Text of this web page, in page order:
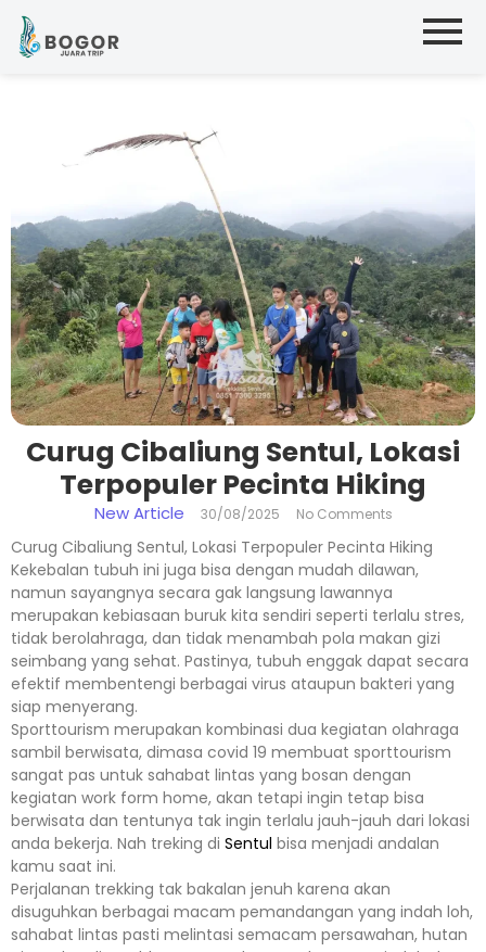
Curug Cibaliung Sentul, Lokasi
Terpopuler Pecinta Hiking
New Article 30/08/2025 No Comments
Curug Cibaliung Sentul, Lokasi Terpopuler Pecinta Hiking
Kekebalan tubuh ini juga bisa dengan mudah dilawan,
namun sayangnya secara gak langsung lawannya
merupakan kebiasaan buruk kita sendiri seperti terlalu stres,
tidak berolahraga, dan tidak menambah pola makan gizi
seimbang yang sehat. Pastinya, tubuh enggak dapat secara
efektif membentengi berbagai virus ataupun bakteri yang
siap menyerang.
Sporttourism merupakan kombinasi dua kegiatan olahraga
sambil berwisata, dimasa covid 19 membuat sporttourism
sangat pas untuk sahabat lintas yang bosan dengan
kegiatan work form home, akan tetapi ingin tetap bisa
berwisata dan tentunya tak ingin terlalu jauh-jauh dari lokasi
anda bekerja. Nah treking di Sentul bisa menjadi andalan
kamu saat ini.
Perjalanan trekking tak bakalan jenuh karena akan
disuguhkan berbagai macam pemandangan yang indah loh,
sahabat lintas pasti melintasi semacam persawahan, hutan